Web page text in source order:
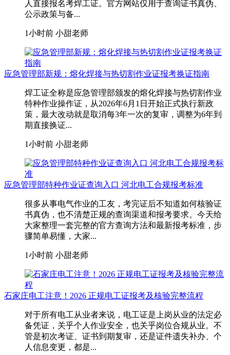
人直接报名考焊工证。官方网站仅用于查询证书真伪、
公示政策与备...
1小时前 小甜老师
应急管理部新规：熔化焊接与热切割作业证报考换证指南
焊工证全称是应急管理部颁发的熔化焊接与热切割作业
特种作业操作证，从2026年6月1日开始正式执行新政
策，最大改动就是取消每3年一次的复审，调整为6年到
期直接换证...
1小时前 小甜老师
应急管理部特种作业证查询入口 河北电工合规报考标准
很多从事电气作业的工友，考完证后不知道如何核验证
书真伪，也不清楚正规的查询渠道和报考要求。今天给
大家整理一套完整的官方查询方法和最新报考标准，步
骤简单易懂，大家...
1小时前 小甜老师
石家庄电工注意！2026 正规电工证报考及核验完整流程
对于所有电工从业者来说，电工证是上岗从业的法定必
备凭证，关乎个人作业安全，也关乎岗位合规从业。不
管是初次考证、证书到期复审，还是证件遗失补办、个
人信息变更，都是...